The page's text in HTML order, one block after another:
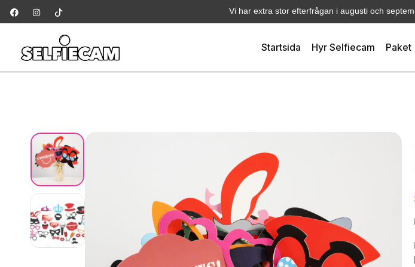
Vi har extra stor efterfrågan i augusti och
Startsida Hyr Selfiecam Paket